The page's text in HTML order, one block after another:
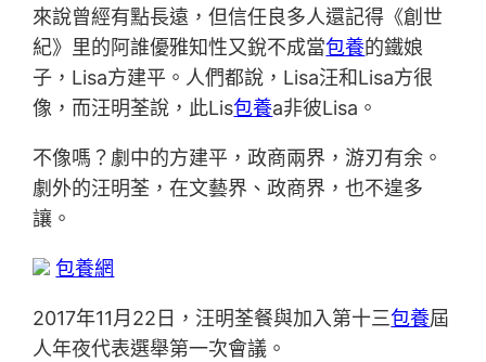
來說曾經有點長遠，但信任良多人還記得《創世
紀》里的阿誰優雅知性又銳不成當包養的鐵娘
子，Lisa方建平。人們都說，Lisa汪和Lisa方很
像，而汪明荃說，此Lis包養a非彼Lisa。
不像嗎？劇中的方建平，政商兩界，游刃有余。
劇外的汪明荃，在文藝界、政商界，也不遑多
讓。
包養網
2017年11月22日，汪明荃餐與加入第十三包養屆
人年夜代表選舉第一次會議。